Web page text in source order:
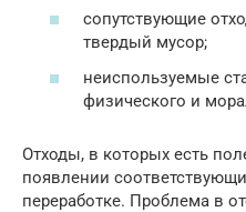
сопутствующие
твердый мусор;
неиспользуемые
физического и
Отходы, в которых есть
появлении
переработке. Проблема в